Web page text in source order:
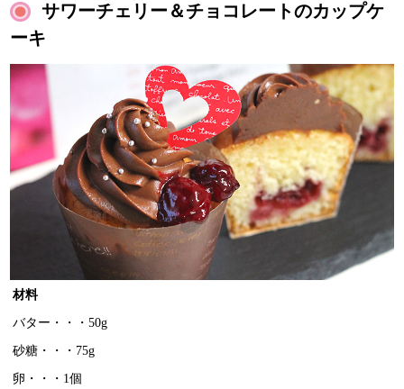
サワーチェリー＆チョコレートのカップケ
ーキ
材料
バター・・・50g
砂糖・・・75g
卵・・・1個